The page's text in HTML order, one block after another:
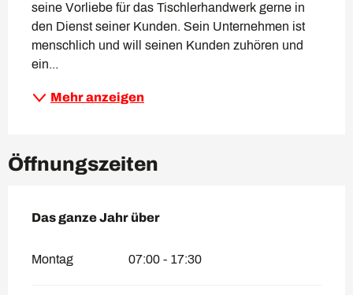
seine Vorliebe für das Tischlerhandwerk gerne in
den Dienst seiner Kunden. Sein Unternehmen ist
menschlich und will seinen Kunden zuhören und
ein...
Mehr anzeigen
Öffnungszeiten
Das ganze Jahr über
Das ganze Jahr über
Montag 07:00 - 17:30